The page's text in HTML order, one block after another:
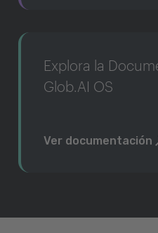
Explora la
Glob.AI OS
Ver documentación